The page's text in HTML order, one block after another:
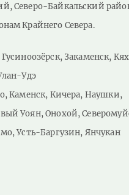
Северо-Байкальский
Крайнего Севера.
Закаменск,
Удэ
Каменск, Кичера, Наушки,
Уоян, Онохой,
Усть-Баргузин, Янчукан